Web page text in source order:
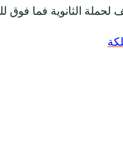
الثانوية فما